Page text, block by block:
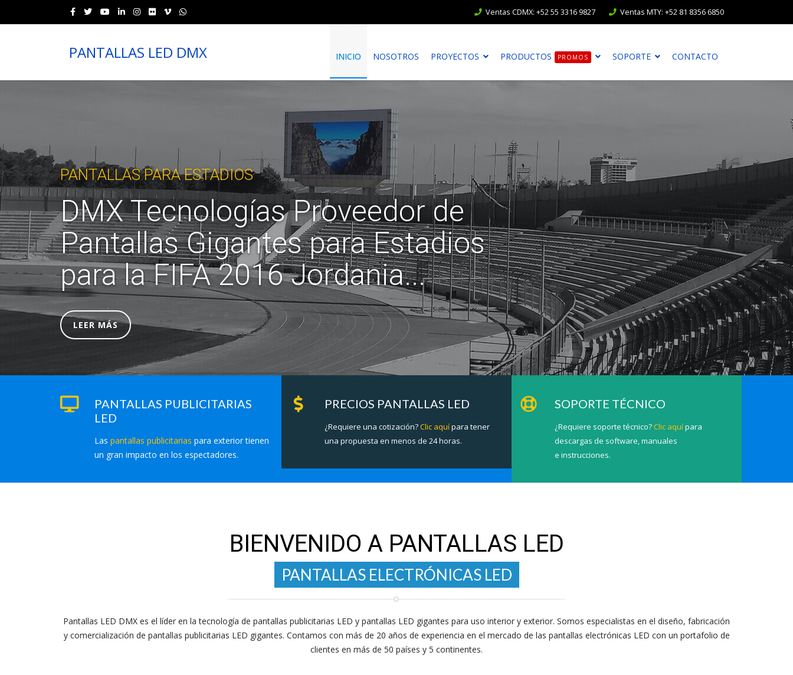
Ventas CDMX: +52 55 3316 9827 Ventas MTY: +52 81 8356 6850
PANTALLAS LED DMX INICIO NOSOTROS PROYECTOS PRODUCTOS PROMOS SOPORTE CONTACTO
PANTALLAS PARA ESTADIOS
DMX Tecnologías Proveedor de
Pantallas Gigantes para Estadios
para la FIFA 2016 Jordania...
LEER MÁS
PANTALLAS PUBLICITARIAS
LED
Las pantallas publicitarias para exterior tienen
un gran impacto en los espectadores.
PRECIOS PANTALLAS LED
¿Requiere una cotización?Clic aquípara tener
una propuesta en menos de 24 horas.
SOPORTE TÉCNICO
¿Requiere soporte técnico?Clic aquípara
descargas de software, manuales
e instrucciones.
BIENVENIDO A PANTALLAS LED
PANTALLAS ELECTRÓNICAS
LED
PANTALLAS PUBLICITARIAS LED
Pantallas LED DMX es el líder en la tecnología de pantallas publicitarias LED y pantallas LED gigantes para uso interior y exterior. Somos especialistas en el diseño, fabricación
y comercialización de pantallas publicitarias LED gigantes. Contamos con más de 20 años de experiencia en el mercado de las pantallas electrónicas LED con un portafolio de
clientes en más de 50 países y 5 continentes.